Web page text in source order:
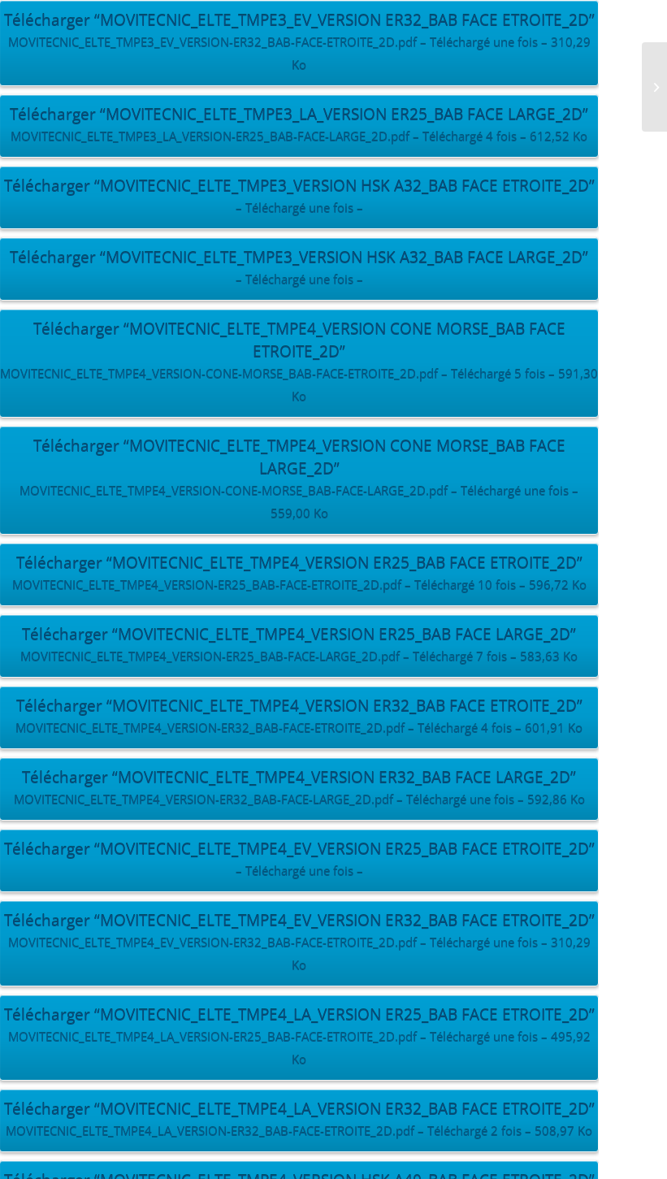
Télécharger “MOVITECNIC_ELTE_TMPE3_EV_VERSION ER32_BAB FACE ETROITE_2D”
MOVITECNIC_ELTE_TMPE3_EV_VERSION-ER32_BAB-FACE-ETROITE_2D.pdf – Téléchargé une fois – 310,29
Ko
Télécharger “MOVITECNIC_ELTE_TMPE3_LA_VERSION ER25_BAB FACE LARGE_2D”
MOVITECNIC_ELTE_TMPE3_LA_VERSION-ER25_BAB-FACE-LARGE_2D.pdf – Téléchargé 4 fois – 612,52 Ko
Télécharger “MOVITECNIC_ELTE_TMPE3_VERSION HSK A32_BAB FACE ETROITE_2D”
– Téléchargé une fois –
Télécharger “MOVITECNIC_ELTE_TMPE3_VERSION HSK A32_BAB FACE LARGE_2D”
– Téléchargé une fois –
Télécharger “MOVITECNIC_ELTE_TMPE4_VERSION CONE MORSE_BAB FACE
ETROITE_2D”
MOVITECNIC_ELTE_TMPE4_VERSION-CONE-MORSE_BAB-FACE-ETROITE_2D.pdf – Téléchargé 5 fois – 591,30
Ko
Télécharger “MOVITECNIC_ELTE_TMPE4_VERSION CONE MORSE_BAB FACE
LARGE_2D”
MOVITECNIC_ELTE_TMPE4_VERSION-CONE-MORSE_BAB-FACE-LARGE_2D.pdf – Téléchargé une fois –
559,00 Ko
Télécharger “MOVITECNIC_ELTE_TMPE4_VERSION ER25_BAB FACE ETROITE_2D”
MOVITECNIC_ELTE_TMPE4_VERSION-ER25_BAB-FACE-ETROITE_2D.pdf – Téléchargé 10 fois – 596,72 Ko
Télécharger “MOVITECNIC_ELTE_TMPE4_VERSION ER25_BAB FACE LARGE_2D”
MOVITECNIC_ELTE_TMPE4_VERSION-ER25_BAB-FACE-LARGE_2D.pdf – Téléchargé 7 fois – 583,63 Ko
Télécharger “MOVITECNIC_ELTE_TMPE4_VERSION ER32_BAB FACE ETROITE_2D”
MOVITECNIC_ELTE_TMPE4_VERSION-ER32_BAB-FACE-ETROITE_2D.pdf – Téléchargé 4 fois – 601,91 Ko
Télécharger “MOVITECNIC_ELTE_TMPE4_VERSION ER32_BAB FACE LARGE_2D”
MOVITECNIC_ELTE_TMPE4_VERSION-ER32_BAB-FACE-LARGE_2D.pdf – Téléchargé une fois – 592,86 Ko
Télécharger “MOVITECNIC_ELTE_TMPE4_EV_VERSION ER25_BAB FACE ETROITE_2D”
– Téléchargé une fois –
Télécharger “MOVITECNIC_ELTE_TMPE4_EV_VERSION ER32_BAB FACE ETROITE_2D”
MOVITECNIC_ELTE_TMPE4_EV_VERSION-ER32_BAB-FACE-ETROITE_2D.pdf – Téléchargé une fois – 310,29
Ko
Télécharger “MOVITECNIC_ELTE_TMPE4_LA_VERSION ER25_BAB FACE ETROITE_2D”
MOVITECNIC_ELTE_TMPE4_LA_VERSION-ER25_BAB-FACE-ETROITE_2D.pdf – Téléchargé une fois – 495,92
Ko
Télécharger “MOVITECNIC_ELTE_TMPE4_LA_VERSION ER32_BAB FACE ETROITE_2D”
MOVITECNIC_ELTE_TMPE4_LA_VERSION-ER32_BAB-FACE-ETROITE_2D.pdf – Téléchargé 2 fois – 508,97 Ko